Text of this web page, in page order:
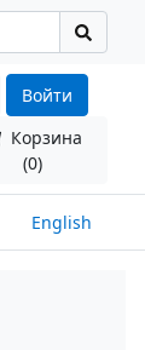
Войти
Корзина
(0)
English